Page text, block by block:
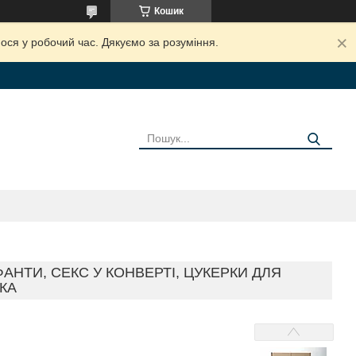
Кошик
у робочий час. Дякуємо за розуміння.
СЕКС У КОНВЕРТІ, ЦУКЕРКИ ДЛЯ